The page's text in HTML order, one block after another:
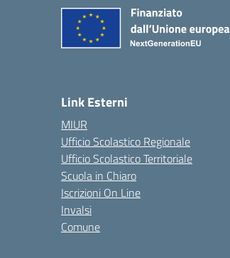
Link Esterni
MIUR
Ufficio Scolastico Regionale
Ufficio Scolastico Territoriale
Scuola in Chiaro
Iscrizioni On Line
Invalsi
Comune